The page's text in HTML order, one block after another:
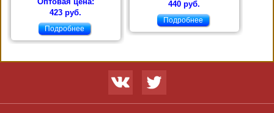
423 руб.
Подробнее
440 руб.
Подробнее